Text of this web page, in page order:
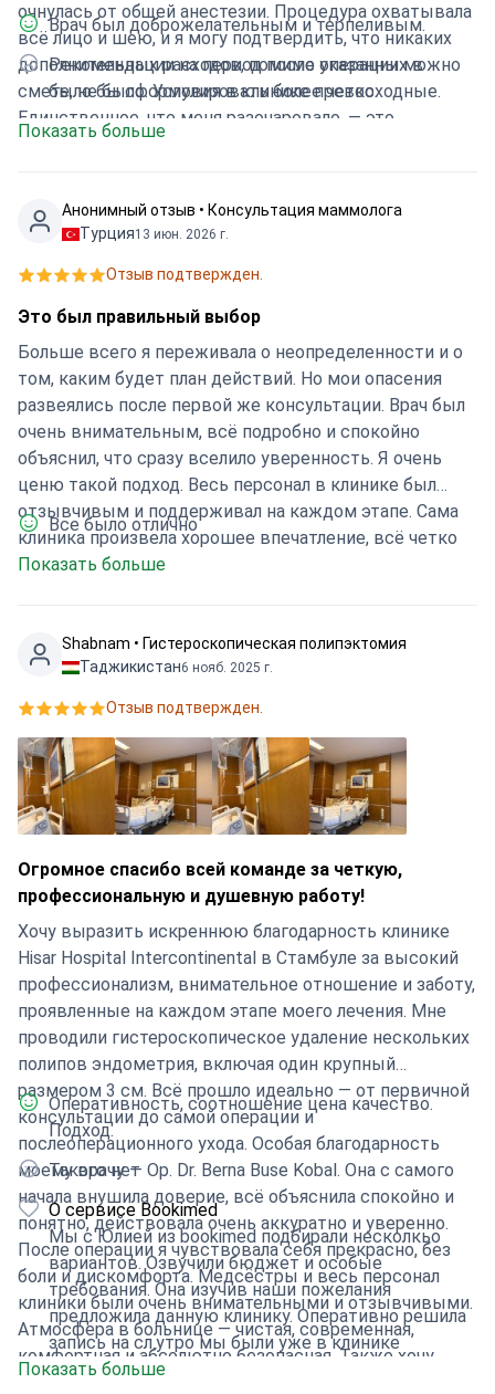
очнулась от общей анестезии. Процедура охватывала
всё лицо и шею, и я могу подтвердить, что никаких
дополнительных расходов, помимо указанных в
смете, не было. Условия в клинике превосходные.
Единственное, что меня разочаровало, — это
послеоперационный уход, так как персонал
говорить о том, какими будут окончательные
Врач был доброжелательным и терпеливым.
Рекомендации на период после операции можно
было бы сформулировать более четко.
Показать больше
Анонимный отзыв • Консультация маммолога
Турция13 июн. 2026 г.
Отзыв подтвержден.
Это был правильный выбор
Больше всего я переживала о неопределенности и о
том, каким будет план действий. Но мои опасения
развеялись после первой же консультации. Врач был
очень внимательным, всё подробно и спокойно
объяснил, что сразу вселило уверенность. Я очень
ценю такой подход. Весь персонал в клинике был
отзывчивым и поддерживал на каждом этапе. Сама
клиника произвела хорошее впечатление, всё четко
организовано. Сейчас я нахожусь на этапе
правильный выбор.
Все было отлично
Показать больше
Shabnam • Гистероскопическая полипэктомия
Таджикистан6 нояб. 2025 г.
Отзыв подтвержден.
Огромное спасибо всей команде за четкую,
профессиональную и душевную работу!
Хочу выразить искреннюю благодарность клинике
Hisar Hospital Intercontinental в Стамбуле за высокий
профессионализм, внимательное отношение и заботу,
проявленные на каждом этапе моего лечения. Мне
проводили гистероскопическое удаление нескольких
полипов эндометрия, включая один крупный
размером 3 см. Всё прошло идеально — от первичной
консультации до самой операции и
послеоперационного ухода. Особая благодарность
моему врачу — Op. Dr. Berna Buse Kobal. Она с самого
начала внушила доверие, всё объяснила спокойно и
понятно, действовала очень аккуратно и уверенно.
После операции я чувствовала себя прекрасно, без
боли и дискомфорта. Медсёстры и весь персонал
клиники были очень внимательными и отзывчивыми.
Атмосфера в больнице — чистая, современная,
комфортная и абсолютно безопасная. Также хочу
поблагодарить сотрудницу Bookimed — Юлию, которая
Оперативность, соотношение цена качество.
Подход.
Такого нет
О сервисе Bookimed
Мы с Юлией из bookimed подбирали несколкьо
вариантов. Озвучили бюджет и особые
требования. Она изучив наши пожелания
предложила данную клинику. Оперативно решила
запись на сл.утро мы были уже в клинике
Показать больше